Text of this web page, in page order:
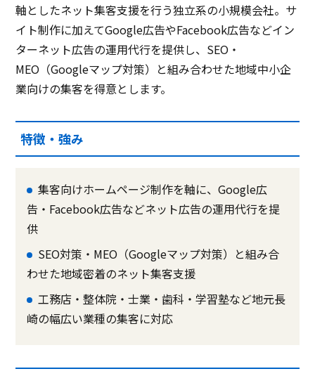
軸としたネット集客支援を行う独立系の小規模会社。サ
イト制作に加えてGoogle広告やFacebook広告などイン
ターネット広告の運用代行を提供し、SEO・
MEO（Googleマップ対策）と組み合わせた地域中小企
業向けの集客を得意とします。
特徴・強み
集客向けホームページ制作を軸に、Google広
告・Facebook広告などネット広告の運用代行を提
供
SEO対策・MEO（Googleマップ対策）と組み合
わせた地域密着のネット集客支援
工務店・整体院・士業・歯科・学習塾など地元長
崎の幅広い業種の集客に対応